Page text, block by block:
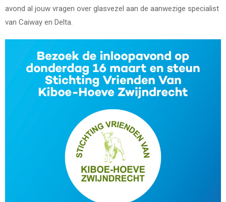
avond al jouw vragen over glasvezel aan de aanwezige specialist
van Caiway en Delta.